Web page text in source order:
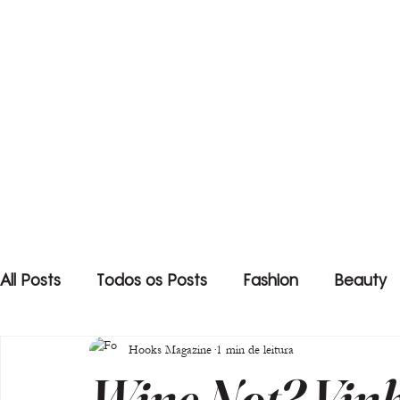
All Posts Todos os Posts Fashion Beauty
Hooks Magazine 1 min de leitura